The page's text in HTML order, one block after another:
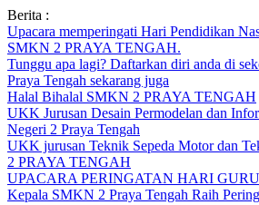
Skip
to
content
Berita :
Upacara memperingati Hari Pendidikan
SMKN 2 PRAYA TENGAH.
Tunggu apa lagi? Daftarkan diri anda di
Praya Tengah sekarang juga
Halal Bihalal SMKN 2 PRAYA TENGAH
UKK Jurusan Desain Permodelan dan
Negeri 2 Praya Tengah
UKK jurusan Teknik Sepeda Motor dan
2 PRAYA TENGAH
UPACARA PERINGATAN HARI
Kepala SMKN 2 Praya Tengah Raih